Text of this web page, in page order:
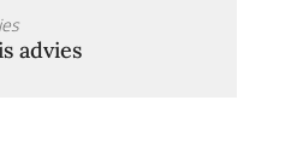
advies